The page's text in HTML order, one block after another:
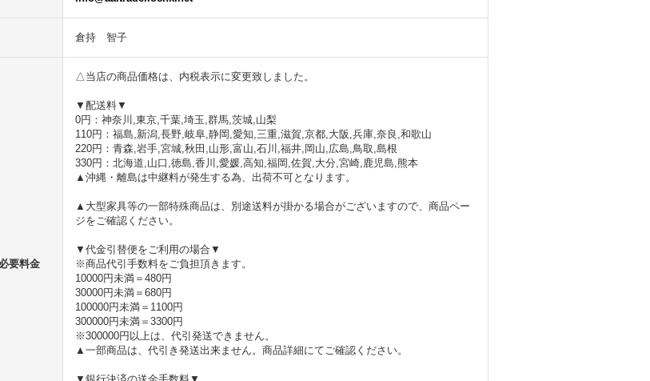
1,851円 (税別)
1,851円(税別)
倉持 智子
要料金
△当店の商品価格は、内税表示に変更致しました。
▼配送料▼
0円：神奈川,東京,千葉,埼玉,群馬,茨城,山梨
110円：福島,新潟,長野,岐阜,静岡,愛知,三重,滋賀,京都,大阪,兵庫,奈良,和歌山
220円：青森,岩手,宮城,秋田,山形,富山,石川,福井,岡山,広島,鳥取,島根
330円：北海道,山口,徳島,香川,愛媛,高知,福岡,佐賀,大分,宮崎,鹿児島,熊本
▲沖縄・離島は中継料が発生する為、出荷不可となります。
▲大型家具等の一部特殊商品は、別途送料が掛かる場合がございますので、商品ペー
ジをご確認ください。
▼代金引替便をご利用の場合▼
※商品代引手数料をご負担頂きます。
10000円未満＝480円
30000円未満＝680円
100000円未満＝1100円
300000円未満＝3300円
※300000円以上は、代引発送できません。
▲一部商品は、代引き発送出来ません。商品詳細にてご確認ください。